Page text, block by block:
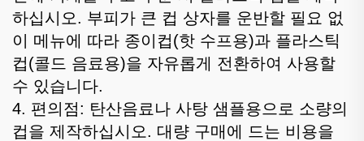
하십시오. 부피가 큰 컵 상자를 운반할 필요 없
이 메뉴에 따라 종이컵(핫 수프용)과 플라스틱
컵(콜드 음료용)을 자유롭게 전환하여 사용할
수 있습니다.
4. 편의점: 탄산음료나 사탕 샘플용으로 소량의
컵을 제작하십시오. 대량 구매에 드는 비용을